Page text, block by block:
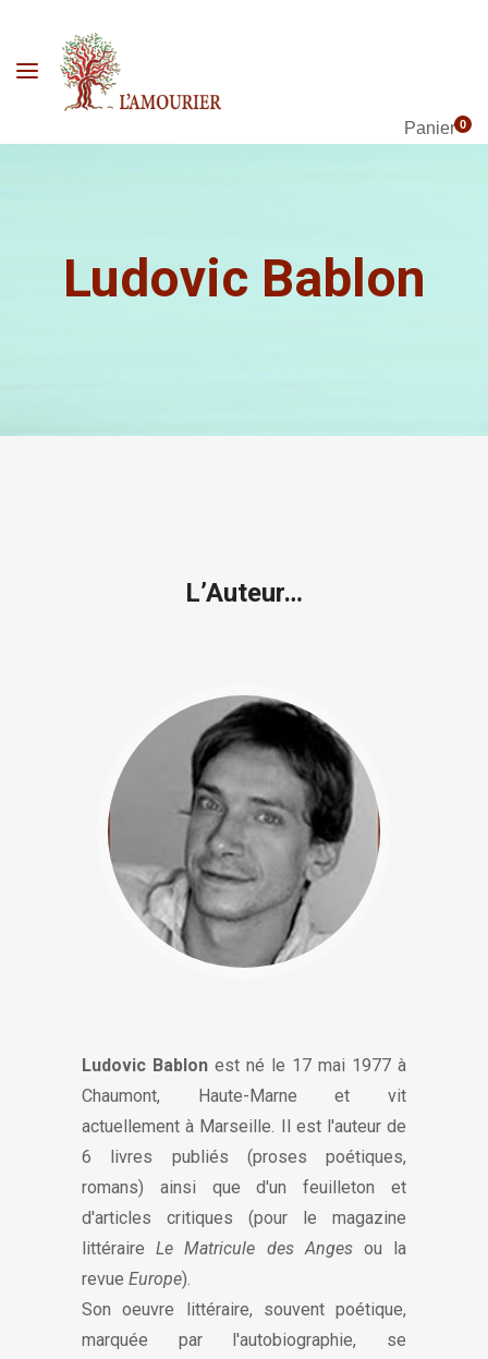
Panier0
Ludovic Bablon
L’Auteur…
Ludovic Bablon est né le 17 mai 1977 à
Chaumont, Haute-Marne et vit
actuellement à Marseille. Il est l'auteur de
6 livres publiés (proses poétiques,
romans) ainsi que d'un feuilleton et
d'articles critiques (pour le magazine
littéraireLe Matricule des Angesou la
revue Europe).
Son oeuvre littéraire, souvent poétique,
marquée par l'autobiographie, se